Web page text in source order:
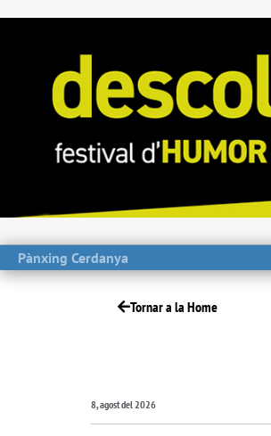
Pànxing Cerdanya
Tornar a la Home
8, agost del 2026